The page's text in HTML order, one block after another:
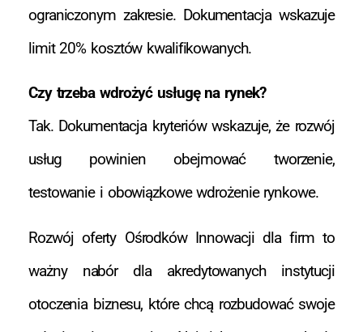
ograniczonym zakresie. Dokumentacja wskazuje
limit 20% kosztów kwalifikowanych.
Czy trzeba wdrożyć usługę na rynek?
Tak. Dokumentacja kryteriów wskazuje, że rozwój
usług powinien obejmować tworzenie,
testowanie i obowiązkowe wdrożenie rynkowe.
Rozwój oferty Ośrodków Innowacji dla firm to
ważny nabór dla akredytowanych instytucji
otoczenia biznesu, które chcą rozbudować swoje